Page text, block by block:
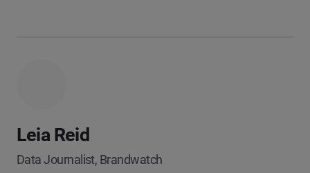
Leia Reid
Data Journalist, Brandwatch